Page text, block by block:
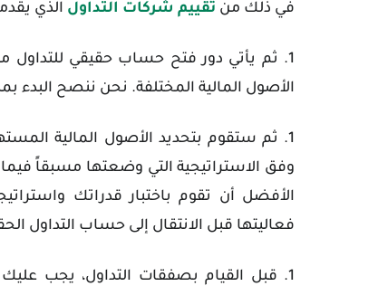
في ذلك من تقييم شركات التداول الذي
ثم يأتي دور فتح حساب حقيقي للتداول مع
الأصول المالية المختلفة. نحن ننصح البدء بمبلغ متواضع
ثم ستقوم بتحديد الأصول المالية
وفق الاستراتيجية التي وضعتها مسبقاً
الأفضل أن تقوم باختبار قدراتك
فعاليتها قبل الانتقال إلى حساب التداول
قبل القيام بصفقات التداول، يجب عليك